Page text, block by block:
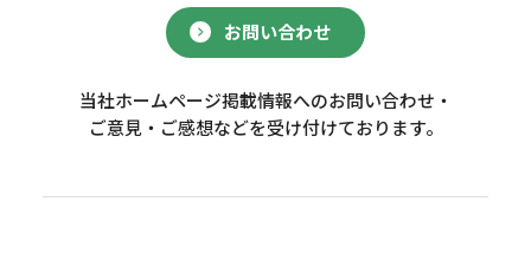
お問い合わせ
当社ホームページ掲載情報へのお問い合わせ・
ご意見・ご感想などを受け付けております。